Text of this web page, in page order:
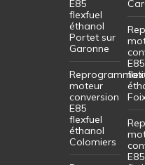
E85
flexfuel
éthanol
Portet sur
Garonne
moteur
conversion
E85
flexfuel
éthanol
Colomiers
E85
E85